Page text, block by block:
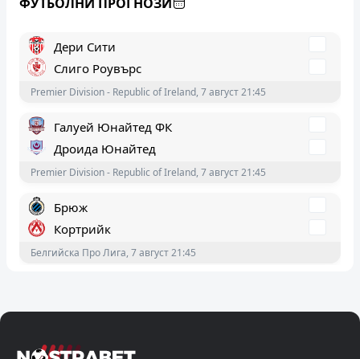
А Група - България, 8 август 21:15
Дери Сити
Слиго Роувърс
Premier Division - Republic of Ireland, 7 август 21:45
Галуей Юнайтед ФК
Дроида Юнайтед
Premier Division - Republic of Ireland, 7 август 21:45
Брюж
Кортрийк
Белгийска Про Лига, 7 август 21:45
Виборг